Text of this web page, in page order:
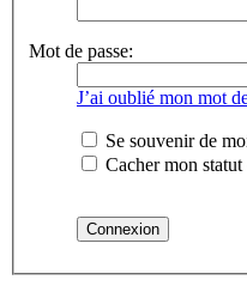
Mot de passe:
J’ai oublié mon mot
Se souvenir de
Cacher mon